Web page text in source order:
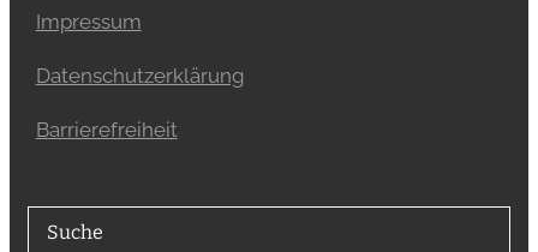
Impressum
Datenschutzerklärung
Barrierefreiheit
Suche